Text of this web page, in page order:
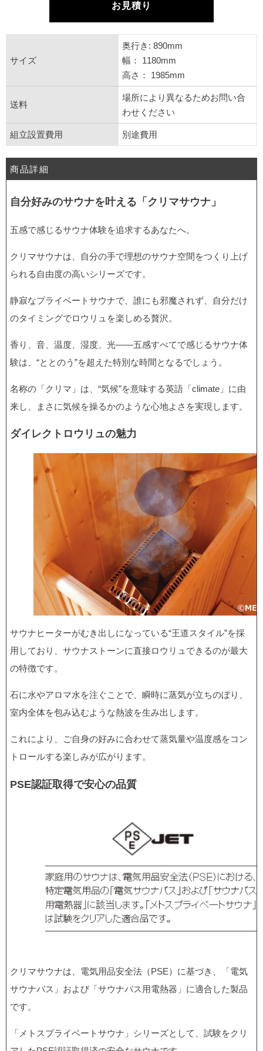
お見積り
商品詳細
自分好みのサウナを叶える「クリマサウナ」
五感で感じるサウナ体験を追求するあなたへ。
クリマサウナは、自分の手で理想のサウナ空間をつくり上げ
られる自由度の高いシリーズです。
静寂なプライベートサウナで、誰にも邪魔されず、自分だけ
のタイミングでロウリュを楽しめる贅沢。
香り、音、温度、湿度、光――五感すべてで感じるサウナ体
験は、“ととのう”を超えた特別な時間となるでしょう。
名称の「クリマ」は、“気候”を意味する英語「climate」に由
来し、まさに気候を操るかのような心地よさを実現します。
ダイレクトロウリュの魅力
サウナヒーターがむき出しになっている“王道スタイル”を採
用しており、サウナストーンに直接ロウリュできるのが最大
の特徴です。
石に水やアロマ水を注ぐことで、瞬時に蒸気が立ちのぼり、
室内全体を包み込むような熱波を生み出します。
これにより、ご自身の好みに合わせて蒸気量や温度感をコン
トロールする楽しみが広がります。
PSE認証取得で安心の品質
クリマサウナは、電気用品安全法（PSE）に基づき、「電気
サウナバス」および「サウナバス用電熱器」に適合した製品
です。
「メトスプライベートサウナ」シリーズとして、試験をクリ
サイズ
奥行き: 890mm
幅： 1180mm
高さ： 1985mm
送料
場所により異なるためお問い合
わせください
組立設置費用 別途費用